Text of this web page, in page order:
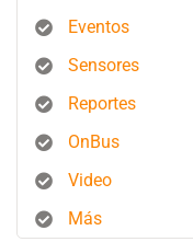
Eventos
Sensores
Reportes
OnBus
Video
Más